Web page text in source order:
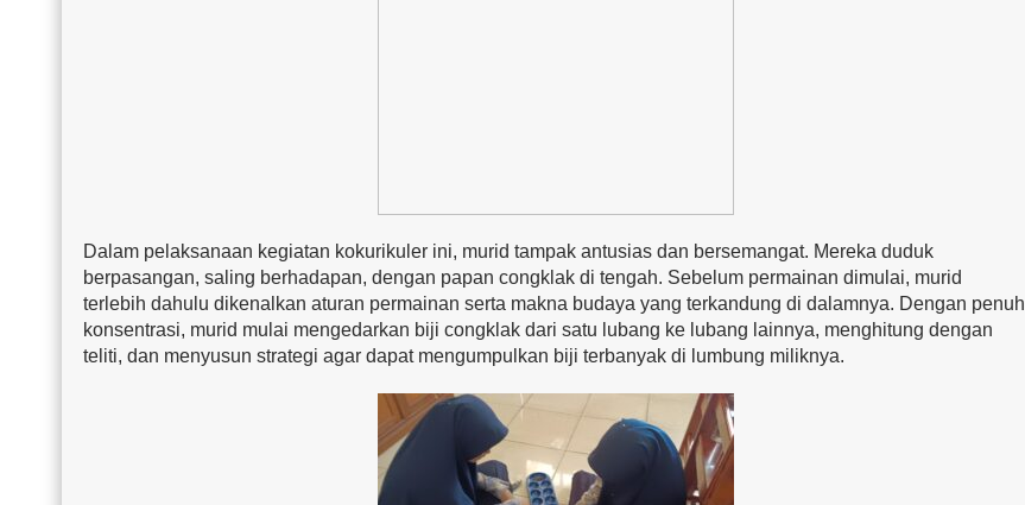
Dalam pelaksanaan kegiatan kokurikuler ini, murid tampak antusias dan bersemangat. Mereka duduk
berpasangan, saling berhadapan, dengan papan congklak di tengah. Sebelum permainan dimulai, murid
terlebih dahulu dikenalkan aturan permainan serta makna budaya yang terkandung di dalamnya. Dengan penuh
konsentrasi, murid mulai mengedarkan biji congklak dari satu lubang ke lubang lainnya, menghitung dengan
teliti, dan menyusun strategi agar dapat mengumpulkan biji terbanyak di lumbung miliknya.